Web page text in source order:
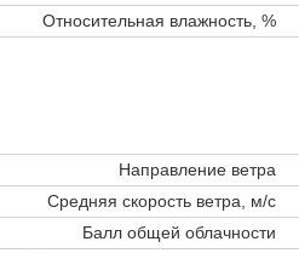
Относительная влажность, %
Направление ветра
Средняя скорость ветра, м/с
Балл общей облачности